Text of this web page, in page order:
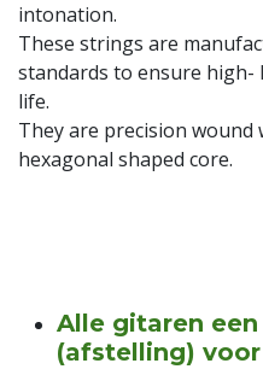
intonation.
These strings are
standards to ensure high-
life.
They are precision wound
hexagonal shaped core.
Alle gitaren
(afstelling)